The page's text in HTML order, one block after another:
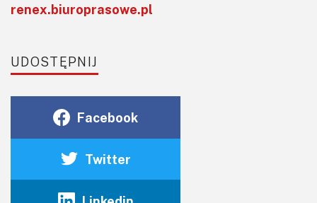
renex.biuroprasowe.pl
UDOSTĘPNIJ
Facebook
Twitter